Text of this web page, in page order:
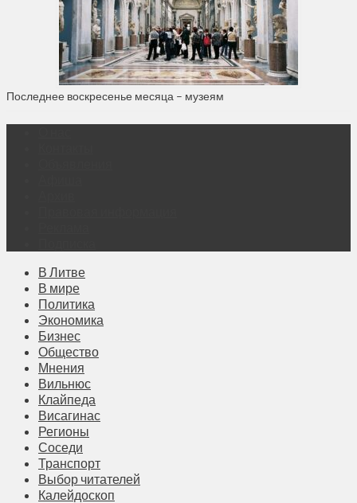
Последнее воскресенье месяца – музеям
В Литве
В мире
Политика
Экономика
Бизнес
Общество
Мнения
Вильнюс
Клайпеда
Висагинас
Регионы
Соседи
Транспорт
Выбор читателей
Калейдоскоп